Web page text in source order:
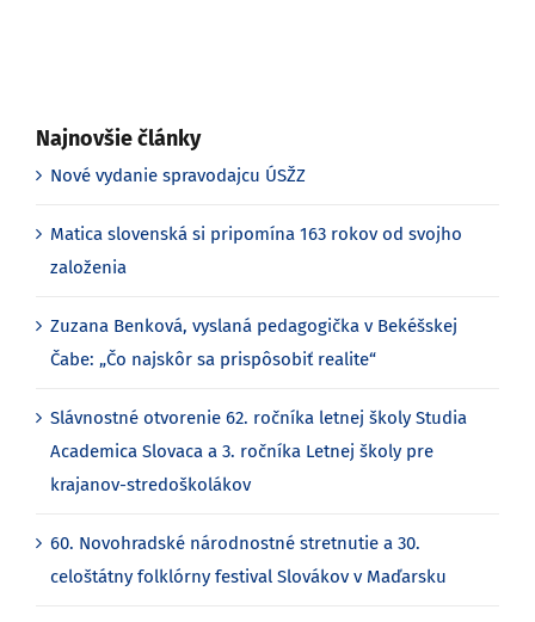
Najnovšie články
Nové vydanie spravodajcu ÚSŽZ
Matica slovenská si pripomína 163 rokov od svojho
založenia
Zuzana Benková, vyslaná pedagogička v Bekéšskej
Čabe: „Čo najskôr sa prispôsobiť realite“
Slávnostné otvorenie 62. ročníka letnej školy Studia
Academica Slovaca a 3. ročníka Letnej školy pre
krajanov-stredoškolákov
60. Novohradské národnostné stretnutie a 30.
celoštátny folklórny festival Slovákov v Maďarsku